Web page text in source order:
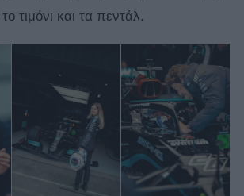
τιμόνι και τα πεντάλ.